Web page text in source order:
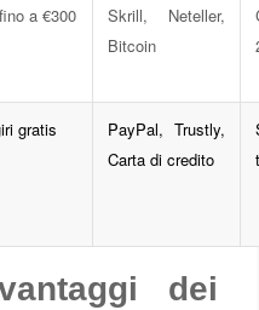
a €300
Skrill, Neteller,
Bitcoin
gratis
PayPal, Trustly,
Carta di credito
dei